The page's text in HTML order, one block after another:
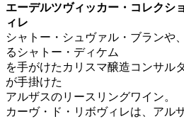
エーデルツヴィッカー・コレクシ
ィレ
シャトー・シュヴァル・ブランや
るシャトー・ディケム
を手がけたカリスマ醸造コンサル
が手掛けた
アルザスのリースリングワイン。
カーヴ・ド・リボヴィレは、アル